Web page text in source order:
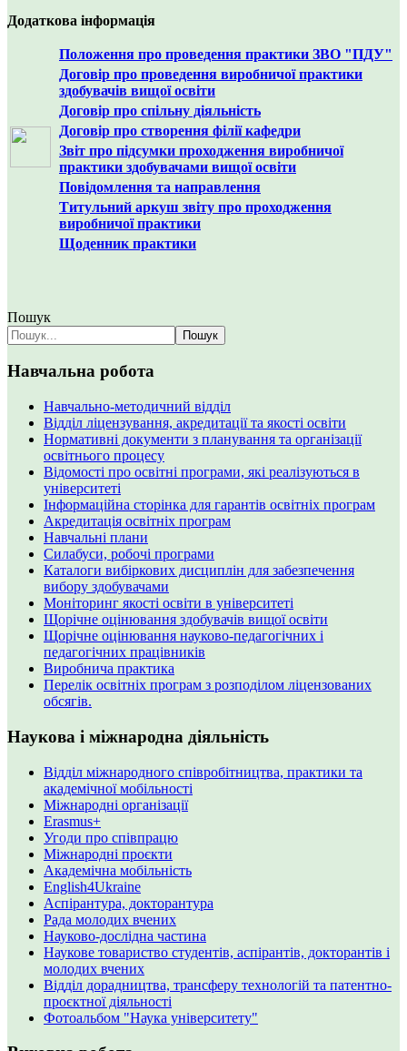
Додаткова інформація
Положення про проведення практики ЗВО "ПДУ"
Договір про проведення виробничої практики
здобувачів вищої освіти
Договір про спільну діяльність
Договір про створення філії кафедри
Звіт про підсумки проходження виробничої
практики здобувачами вищої освіти
Повідомлення та направлення
Титульний аркуш звіту про проходження
виробничої практики
Щоденник практики
Пошук
Пошук
Навчальна робота
Навчально-методичний відділ
Відділ ліцензування, акредитації та якості освіти
Нормативні документи з планування та організації
освітнього процесу
Відомості про освітні програми, які реалізуються в
університеті
Інформаційна сторінка для гарантів освітніх програм
Акредитація освітніх програм
Навчальні плани
Силабуси, робочі програми
Каталоги вибіркових дисциплін для забезпечення
вибору здобувачами
Моніторинг якості освіти в університеті
Щорічне оцінювання здобувачів вищої освіти
Щорічне оцінювання науково-педагогічних і
педагогічних працівників
Виробнича практика
Перелік освітніх програм з розподілoм ліцензoваних
oбсягів.
Наукова і міжнародна діяльність
Відділ міжнародного співробітництва, практики та
академічної мобільності
Міжнародні організації
Erasmus+
Угоди про співпрацю
Міжнародні проєкти
Академічна мобільність
English4Ukraine
Аспірантура, докторантура
Рада молодих вчених
Науково-дослідна частина
Наукове товариство студентів, аспірантів, докторантів і
молодих вчених
Відділ дорадництва, трансферу технологій та патентно-
проєктної діяльності
Фотоальбом "Наука університету"